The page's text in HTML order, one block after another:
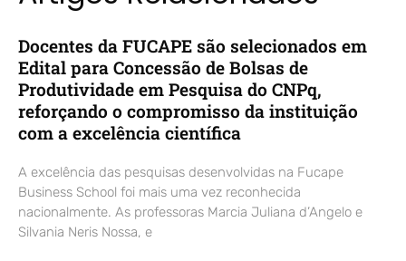
Docentes da FUCAPE são selecionados em
Edital para Concessão de Bolsas de
Produtividade em Pesquisa do CNPq,
reforçando o compromisso da instituição
com a excelência científica
A excelência das pesquisas desenvolvidas na Fucape
Business School foi mais uma vez reconhecida
nacionalmente. As professoras Marcia Juliana d’Angelo e
Silvania Neris Nossa, e